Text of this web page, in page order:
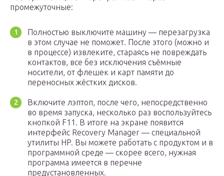
промежуточные:
Полностью выключите машину — перезагрузка
в этом случае не поможет. После этого (можно и
в процессе) извлеките, стараясь не повреждать
контактов, все без исключения съёмные
носители, от флешек и карт памяти до
переносных жёстких дисков.
Включите лэптоп, после чего, непосредственно
во время запуска, несколько раз воспользуйтесь
кнопкой F11. В итоге на экране появится
интерфейс Recovery Manager — специальной
утилиты HP. Вы можете работать с продуктом и в
программной среде — скорее всего, нужная
программа имеется в перечне
предустановленных.